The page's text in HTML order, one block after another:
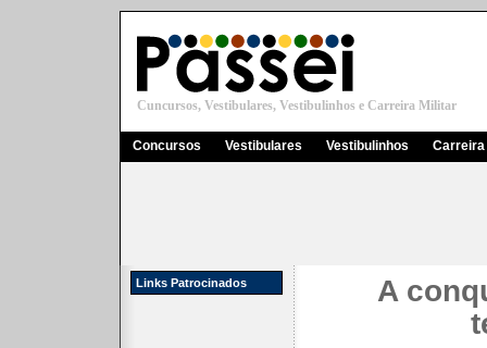
Cuncursos, Vestibulares, Vestibulinhos e Carreira Militar
Concursos Vestibulares Vestibulinhos
Links Patrocinados
A